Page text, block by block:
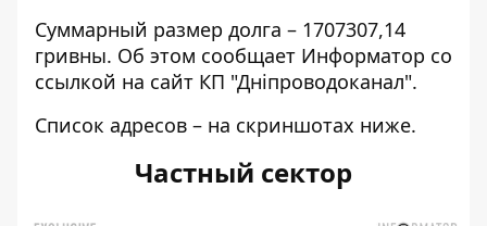
Суммарный размер долга – 1707307,14
гривны. Об этом сообщает Информатор со
ссылкой на сайт КП "Дніпроводоканал".
Список адресов – на скриншотах ниже.
Частный сектор